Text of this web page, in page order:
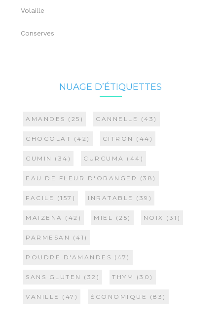
Volaille
Conserves
NUAGE D’ÉTIQUETTES
AMANDES (25) CANNELLE (43)
CHOCOLAT (42) CITRON (44)
CUMIN (34) CURCUMA (44)
EAU DE FLEUR D'ORANGER (38)
FACILE (157) INRATABLE (39)
MAIZENA (42) MIEL (25) NOIX (31)
PARMESAN (41)
POUDRE D'AMANDES (47)
SANS GLUTEN (32) THYM (30)
VANILLE (47) ÉCONOMIQUE (83)